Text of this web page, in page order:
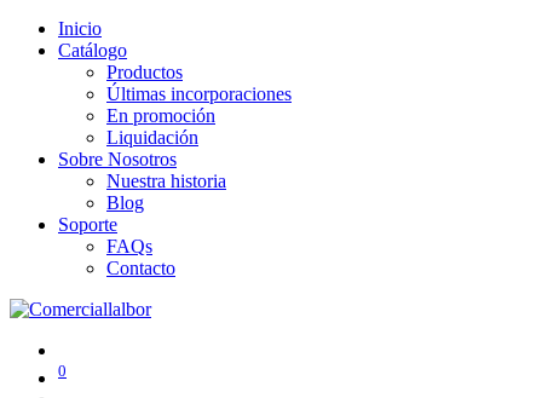
Inicio
Catálogo
Productos
Últimas incorporaciones
En promoción
Liquidación
Sobre Nosotros
Nuestra historia
Blog
Soporte
FAQs
Contacto
0